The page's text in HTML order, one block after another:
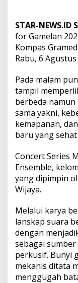
g
2
0
2
a
j
k
a
n
R
g
a
t
i
t
s
STAR-NEWS.ID
for Gamelan
Kompas
Rabu, 6
Pada malam
tampil
berbeda
sama yakni,
kemapanan,
baru yang
Concert Series
Ensemble,
yang dipimpin
Wijaya.
Melalui karya
lanskap suara
dengan
sebagai
perkusif. Bunyi
mekanis ditata
menggugah